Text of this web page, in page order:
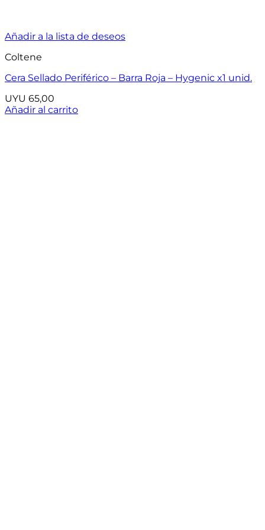
Añadir a la lista de deseos
Coltene
Cera Sellado Periférico – Barra Roja – Hygenic x1 unid.
UYU 65,00
Añadir al carrito